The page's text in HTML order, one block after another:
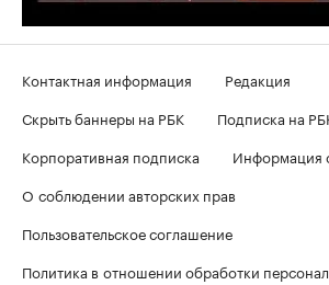
Контактная информация
Редакция
Скрыть баннеры на РБК
Подписка на
Корпоративная подписка
Информация
О соблюдении авторских прав
Пользовательское соглашение
Политика в отношении обработки